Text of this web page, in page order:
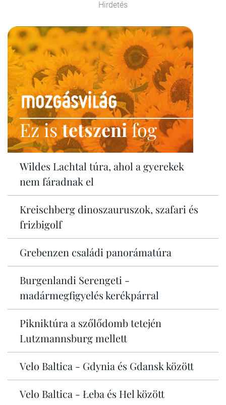
Hirdetés
Ez istetszenifog
Wildes Lachtal túra, ahol a gyerekek
nem fáradnak el
Kreischberg dinoszauruszok, szafari és
frizbigolf
Grebenzen családi panorámatúra
Burgenlandi Serengeti -
madármegfigyelés kerékpárral
Pikniktúra a szőlődomb tetején
Lutzmannsburg mellett
Velo Baltica - Gdynia és Gdansk között
Velo Baltica - Łeba és Hel között